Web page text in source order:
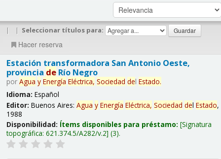
| | Seleccionar títulos para:
Hacer reserva
Estación transformadora San Antonio Oeste,
provincia deRío Negro
por Agua y Energía Eléctrica, Sociedad del Estado.
Idioma: Español
Editor: Buenos Aires: Agua y Energía Eléctrica, Sociedad del Estado,
1988
Disponibilidad: Ítems disponibles para préstamo: Signatura
topográfica: 621.374.5/A282/v.2 (3).